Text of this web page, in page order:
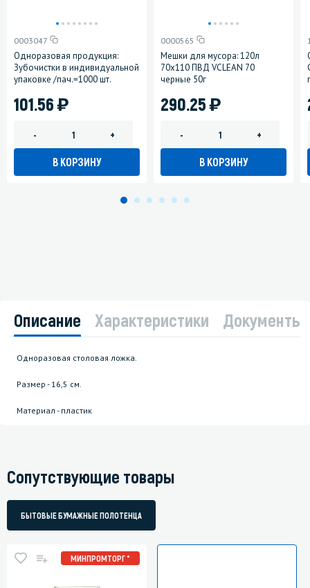
0003047
Одноразовая продукция:
Зубочистки в индивидуальной
упаковке /пач.=1000 шт.
101.56)
- +
В КОРЗИНУ
0000565
Мешки для мусора: 120л
70х110 ПВД VCLEAN 70
черные 50г
290.25)
- +
В КОРЗИНУ
Описание Характеристики Документы
Одноразовая столовая ложка.
Размер - 16,5 см.
Материал - пластик
Сопутствующие товары
БЫТОВЫЕ БУМАЖНЫЕ ПОЛОТЕНЦА
МИНПРОМТОРГ *